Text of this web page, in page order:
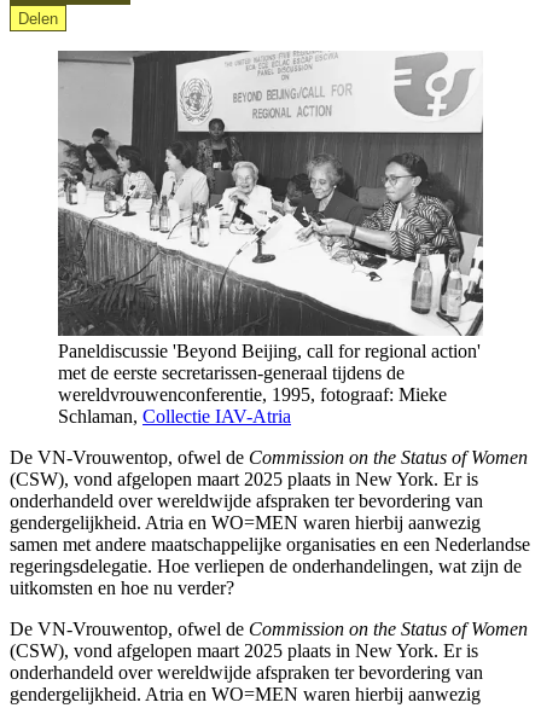
Delen
Paneldiscussie 'Beyond Beijing, call for regional action'
met de eerste secretarissen-generaal tijdens de
wereldvrouwenconferentie, 1995, fotograaf: Mieke
Schlaman, Collectie IAV-Atria
De VN-Vrouwentop, ofwel de Commission on the Status of Women
(CSW), vond afgelopen maart 2025 plaats in New York. Er is
onderhandeld over wereldwijde afspraken ter bevordering van
gendergelijkheid. Atria en WO=MEN waren hierbij aanwezig
samen met andere maatschappelijke organisaties en een Nederlandse
regeringsdelegatie. Hoe verliepen de onderhandelingen, wat zijn de
uitkomsten en hoe nu verder?
De VN-Vrouwentop, ofwel de Commission on the Status of Women
(CSW), vond afgelopen maart 2025 plaats in New York. Er is
onderhandeld over wereldwijde afspraken ter bevordering van
gendergelijkheid. Atria en WO=MEN waren hierbij aanwezig